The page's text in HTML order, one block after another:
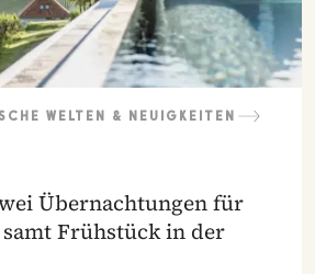
WELTEN & NEUIGKEITEN
Übernachtungen für
Frühstück in der